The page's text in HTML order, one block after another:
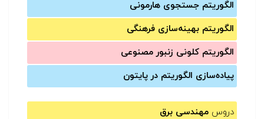
الگوریتم جستجوی هارمونی
الگوریتم بهینه‌سازی فرهنگی
الگوریتم کلونی زنبور مصنوعی
پیاده‌سازی الگوریتم در پایتون
دروس مهندسی برق